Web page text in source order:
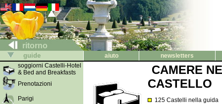
ritorno
guide aiuto
newsletters
soggiorni Castelli-Hotel
& Bed and Breakfasts
Prenotazioni
Parigi
CAMERE
CASTELLO
125 Castelli nella guida